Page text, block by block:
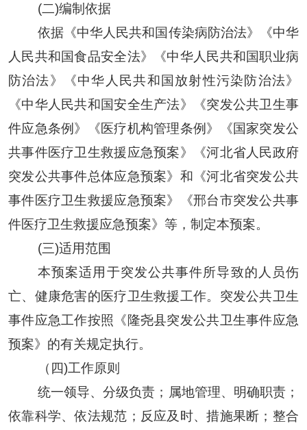
(二)编制依据
依据《中华人民共和国传染病防治法》《中华
人民共和国食品安全法》《中华人民共和国职业病
防治法》《中华人民共和国放射性污染防治法》
《中华人民共和国安全生产法》《突发公共卫生事
件应急条例》《医疗机构管理条例》《国家突发公
共事件医疗卫生救援应急预案》《河北省人民政府
突发公共事件总体应急预案》和《河北省突发公共
事件医疗卫生救援应急预案》
《邢台市突发公共事
件医疗卫生救援应急预案》 等，制定本预案。
(三)适用范围
本预案适用于突发公共事件所导致的人员伤
亡、健康危害的医疗卫生救援工作。突发公共卫生
事件应急工作按照《隆尧县突发公共卫生事件应急
预案》的有关规定执行。
（ 四)工作原则
统一领导、分级负责；属地管理、明确职责；
依靠科学、依法规范；反应及时、措施果断；整合